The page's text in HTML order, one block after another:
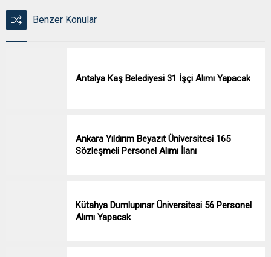
Benzer Konular
Antalya Kaş Belediyesi 31 İşçi Alımı Yapacak
Ankara Yıldırım Beyazıt Üniversitesi 165
Sözleşmeli Personel Alımı İlanı
Kütahya Dumlupınar Üniversitesi 56 Personel
Alımı Yapacak